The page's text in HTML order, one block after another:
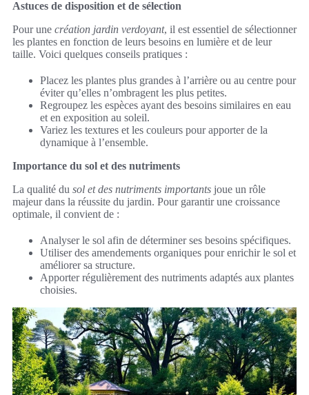
Astuces de disposition et de sélection
Pour une création jardin verdoyant, il est essentiel de sélectionner
les plantes en fonction de leurs besoins en lumière et de leur
taille. Voici quelques conseils pratiques :
Placez les plantes plus grandes à l’arrière ou au centre pour
éviter qu’elles n’ombragent les plus petites.
Regroupez les espèces ayant des besoins similaires en eau
et en exposition au soleil.
Variez les textures et les couleurs pour apporter de la
dynamique à l’ensemble.
Importance du sol et des nutriments
La qualité du sol et des nutriments importants joue un rôle
majeur dans la réussite du jardin. Pour garantir une croissance
optimale, il convient de :
Analyser le sol afin de déterminer ses besoins spécifiques.
Utiliser des amendements organiques pour enrichir le sol et
améliorer sa structure.
Apporter régulièrement des nutriments adaptés aux plantes
choisies.